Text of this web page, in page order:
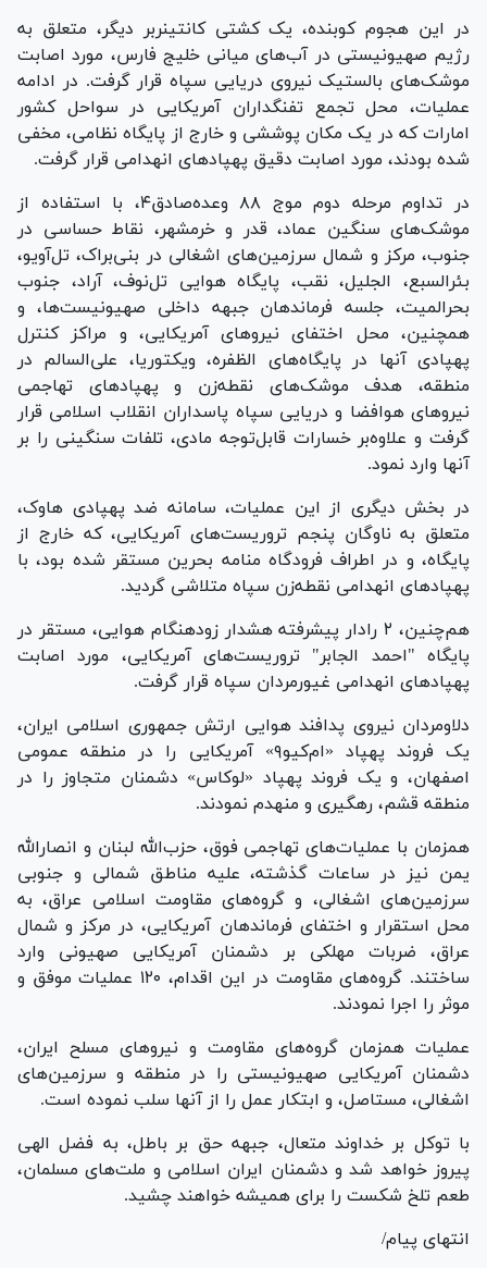
در این هجوم کوبنده، یک کشتی کانتینربر دیگر، متعلق به
رژیم صهیونیستی در آب‌های میانی خلیج فارس، مورد اصابت
موشک‌های بالستیک نیروی دریایی سپاه قرار گرفت. ️در ادامه
عملیات، محل تجمع تفنگداران آمریکایی در سواحل کشور
امارات که در یک مکان پوششی و خارج از پایگاه نظامی، مخفی
شده بودند، مورد اصابت دقیق پهپاد‌های انهدامی قرار گرفت.
در تداوم مرحله دوم موج ۸۸ وعده‌صادق۴، با استفاده از
موشک‌های سنگین عماد، قدر و خرمشهر، نقاط حساسی در
جنوب، مرکز و شمال سرزمین‌های اشغالی در بنی‌براک، تل‌آویو،
بئرالسبع، الجلیل، نقب، پایگاه هوایی تل‌نوف، آراد، جنوب
بحرالمیت، جلسه فرماندهان جبهه داخلی صهیونیست‌ها، و
همچنین، محل اختفای نیرو‌های آمریکایی، و مراکز کنترل
پهپادی آنها در پایگاه‌های الظفره، ویکتوریا، علی‌السالم در
منطقه، هدف موشک‌های نقطه‌زن و پهپاد‌های تهاجمی
نیرو‌های هوافضا و دریایی سپاه پاسداران انقلاب اسلامی قرار
گرفت و علاوه‌بر خسارات قابل‌توجه مادی، تلفات سنگینی را بر
آنها وارد نمود. ️
در بخش دیگری از این عملیات، سامانه ضد پهپادی هاوک،
متعلق به ناوگان پنجم تروریست‌های آمریکایی، که خارج از
پایگاه، و در اطراف فرودگاه منامه بحرین مستقر شده بود، با
پهپاد‌های انهدامی نقطه‌زن سپاه متلاشی گردید. ️
هم‌چنین، ۲ رادار پیشرفته هشدار زودهنگام هوایی، مستقر در
پایگاه "احمد الجابر" تروریست‌های آمریکایی، مورد اصابت
پهپاد‌های انهدامی غیورمردان سپاه قرار گرفت.
دلاومردان نیروی پدافند هوایی ارتش جمهوری اسلامی ایران،
یک فروند پهپاد «ام‌کیو۹» آمریکایی را در منطقه عمومی
اصفهان، و یک فروند پهپاد «لوکاس» دشمنان متجاوز را در
منطقه قشم، رهگیری و منهدم نمودند.
همزمان با عملیات‌های تهاجمی فوق، حزب‌الله لبنان و انصارالله
یمن نیز در ساعات گذشته، علیه مناطق شمالی و جنوبی
سرزمین‌های اشغالی، و گروه‌های مقاومت اسلامی عراق، به
محل استقرار و اختفای فرماندهان آمریکایی، در مرکز و شمال
عراق، ضربات مهلکی بر دشمنان آمریکایی صهیونی وارد
ساختند. گروه‌های مقاومت در این اقدام، ۱۲۰ عملیات موفق و
موثر را اجرا نمودند.
عملیات همزمان گروه‌های مقاومت و نیرو‌های مسلح ایران،
دشمنان آمریکایی صهیونیستی را در منطقه و سرزمین‌های
اشغالی، مستاصل، و ابتکار عمل را از آنها سلب نموده است.
با توکل بر خداوند متعال، جبهه حق بر باطل، به فضل الهی
پیروز خواهد شد و دشمنان ایران اسلامی و ملت‌های مسلمان،
طعم تلخ شکست را برای همیشه خواهند چشید.
انتهای پیام/